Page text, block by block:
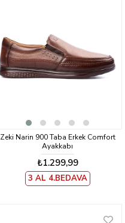
Zeki Narin 900 Taba Erkek Comfort
Ayakkabı
₺1.299,99
3 AL 4.BEDAVA